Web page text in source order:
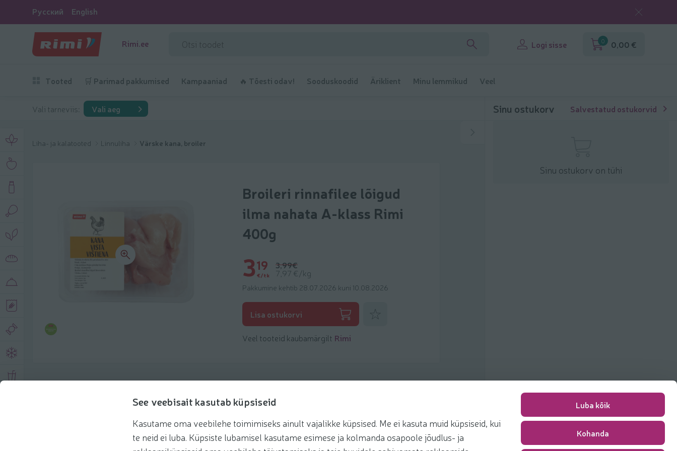
See veebisait kasutab küpsiseid
Kasutame oma veebilehe toimimiseks ainult vajalikke küpsised. Me ei kasuta muid küpsiseid, kui
te neid ei luba. Küpsiste lubamisel kasutame esimese ja kolmanda osapoole jõudlus- ja
Luba kõik
Kohanda
Русский English
Rimi.ee Logi sisse 0 0,00 €
Tooted 🛒 Parimad pakkumised Kampaaniad 🔥 Tõesti odav! Sooduskoodid Äriklient Minu lemmikud Veel
Vali tarneviis: Vali aeg
Liha- ja kalatooted Linnuliha Värske kana, broiler
Broileri rinnafilee lõigud
ilma nahata A-klass Rimi
400g
319
€/tk
3,99€
7,97 €/kg
Pakkumine kehtib 28.07.2026 kuni 10.08.2026
Lisa ostukorvi
Veel tooteid kaubamärgilt Rimi
Soovitatud tooted Kasuta retseptis
Sinu ostukorv Salvestatud ostukorvid
Sinu ostukorv on tühi